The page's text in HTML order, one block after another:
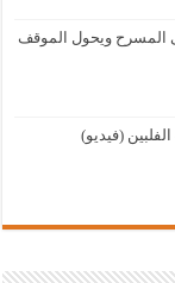
المسرح ويحول الموقف